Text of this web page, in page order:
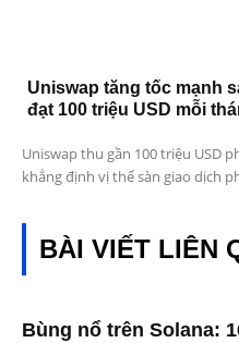
Uniswap tăng tốc mạnh
đạt 100 triệu USD mỗi
Uniswap thu gần 100 triệu USD
khẳng định vị thế sàn giao dịch
BÀI VIẾT LIÊN
Bùng nổ trên Solana: